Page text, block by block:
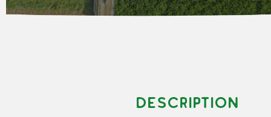
Description